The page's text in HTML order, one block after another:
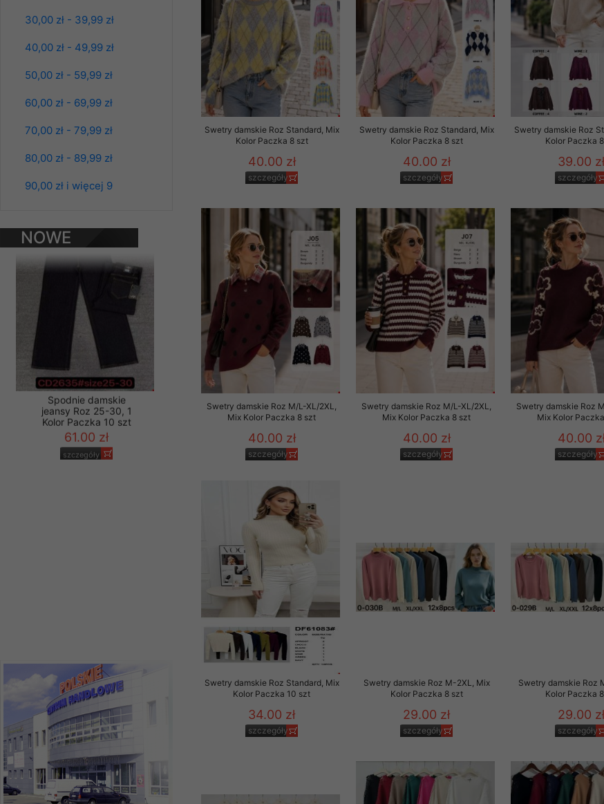
30,00 zł - 39,99 zł
40,00 zł - 49,99 zł
50,00 zł - 59,99 zł
60,00 zł - 69,99 zł
70,00 zł - 79,99 zł
80,00 zł - 89,99 zł
90,00 zł i więcej 9
NOWE
PRODUKTY
Spodnie damskie
jeansy Roz 25-30, 1
szczegóły
Spodnie damskie
jeansy Roz 25-30, 1
Swetry damskie Roz Standard, Mix
Kolor Paczka 8 szt
40.00 zł
szczegóły
Swetry damskie Roz Standard, Mix
Kolor Paczka 8 szt
40.00 zł
szczegóły
Swetry damskie Roz
Kolor Paczka
39.00 zł
szczegóły
Swetry damskie Roz M/L-XL/2XL,
Mix Kolor Paczka 8 szt
40.00 zł
szczegóły
Swetry damskie Roz M/L-XL/2XL,
Mix Kolor Paczka 8 szt
40.00 zł
szczegóły
Swetry damskie Roz
Mix Kolor
40.00
szczegóły
Swetry damskie Roz Standard, Mix
Kolor Paczka 10 szt
34.00 zł
szczegóły
Swetry damskie Roz M-2XL, Mix
Kolor Paczka 8 szt
29.00 zł
szczegóły
Swetry damskie Roz
Kolor Paczka
29.00 zł
szczegóły
Materiały reklamowo - promocyjne wysyłamy Klientom jedynie wówczas, gdy
szczególności newslettera wysyłanego Klientowi, jeżeli potwierdzi wyraźnie
zawierającego akceptację na otrzymywanie newslettera o aktualnych
naszym Sklepie. Materiały te dotyczą wyłącznie oferty naszego Sklepu.
Wszelkie pytania, wnioski i sugestie odnoszące się do ochrony Państwa
osobowych prosimy zgłaszać na email